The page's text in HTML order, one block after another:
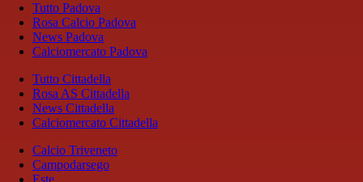
Tutto Padova
Rosa Calcio Padova
News Padova
Calciomercato Padova
Tutto Cittadella
Rosa AS Cittadella
News Cittadella
Calciomercato Cittadella
Calcio Triveneto
Campodarsego